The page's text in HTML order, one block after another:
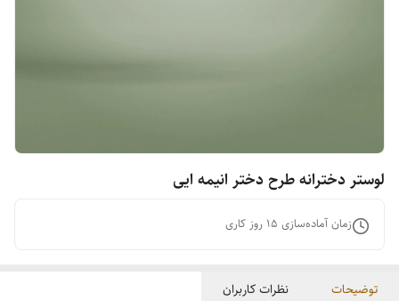
لوستر دخترانه طرح دختر انیمه ایی
زمان آماده‌سازی 15 روز کاری
توضیحات نظرات کاربران